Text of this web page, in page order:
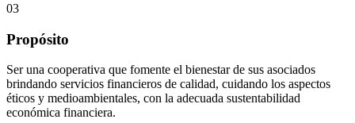
03
Propósito
Ser una cooperativa que fomente el bienestar de sus asociados
brindando servicios financieros de calidad, cuidando los aspectos
éticos y medioambientales, con la adecuada sustentabilidad
económica financiera.